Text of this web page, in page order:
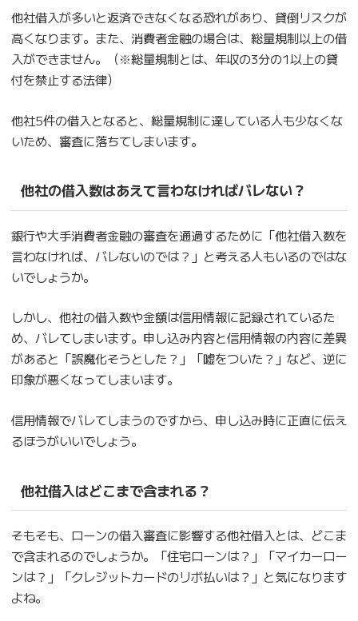
他社借入が多いと返済できなくなる恐れがあり、貸倒リスクが
高くなります。また、消費者金融の場合は、総量規制以上の借
入ができません。（※総量規制とは、年収の3分の1以上の貸
付を禁止する法律）
他社5件の借入となると、総量規制に達している人も少なくな
いため、審査に落ちてしまいます。
他社の借入数はあえて言わなければバレない？
銀行や大手消費者金融の審査を通過するために「他社借入数を
言わなければ、バレないのでは？」と考える人もいるのではな
いでしょうか。
しかし、他社の借入数や金額は信用情報に記録されているた
め、バレてしまいます。申し込み内容と信用情報の内容に差異
があると「誤魔化そうとした？」「嘘をついた？」など、逆に
印象が悪くなってしまいます。
信用情報でバレてしまうのですから、申し込み時に正直に伝え
るほうがいいでしょう。
他社借入はどこまで含まれる？
そもそも、ローンの借入審査に影響する他社借入とは、どこま
で含まれるのでしょうか。「住宅ローンは？」「マイカーロー
ンは？」「クレジットカードのリボ払いは？」と気になります
よね。